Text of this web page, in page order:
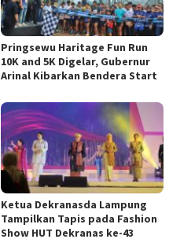
Pringsewu Haritage Fun Run
10K and 5K Digelar, Gubernur
Arinal Kibarkan Bendera Start
Ketua Dekranasda Lampung
Tampilkan Tapis pada Fashion
Show HUT Dekranas ke-43